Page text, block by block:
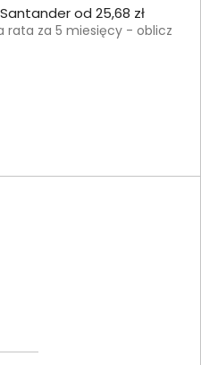
od 25,68 zł
rata za 5 miesięcy - oblicz